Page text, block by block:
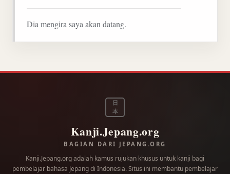
Dia mengira saya akan datang.
日
本
Kanji.Jepang.org
BAGIAN DARI JEPANG.ORG
Kanji.Jepang.org adalah kamus rujukan khusus untuk kanji bagi
pembelajar bahasa Jepang di Indonesia. Situs ini membantu pembelajar